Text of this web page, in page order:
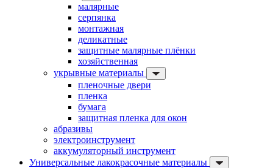
малярные
серпянка
монтажная
деликатные
защитные малярные плёнки
хозяйственная
укрывные материалы
пленочные двери
пленка
бумага
защитная пленка для окон
абразивы
электроинструмент
аккумуляторный инструмент
Универсальные лакокрасочные материалы